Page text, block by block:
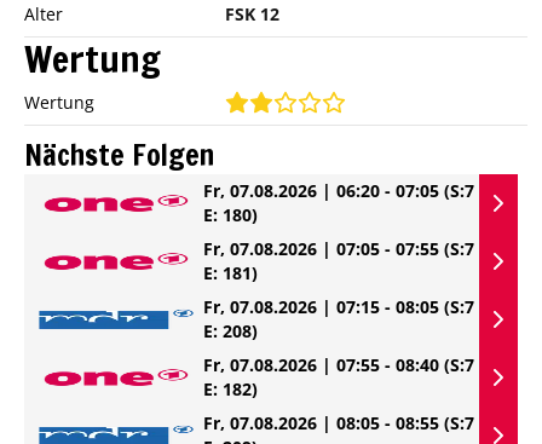
Alter
FSK 12
Wertung
Wertung
Nächste Folgen
Fr, 07.08.2026 | 06:20 - 07:05 (S:7
E: 180)
Fr, 07.08.2026 | 07:05 - 07:55 (S:7
E: 181)
Fr, 07.08.2026 | 07:15 - 08:05 (S:7
E: 208)
Fr, 07.08.2026 | 07:55 - 08:40 (S:7
E: 182)
Fr, 07.08.2026 | 08:05 - 08:55 (S:7